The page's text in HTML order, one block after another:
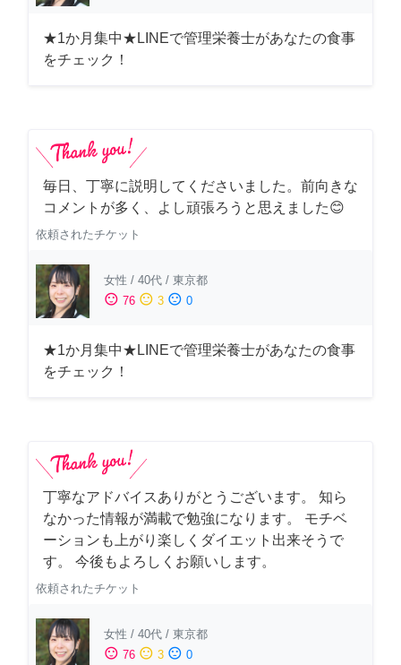
★1か月集中★LINEで管理栄養士があなたの食事
をチェック！
毎日、丁寧に説明してくださいました。前向きな
コメントが多く、よし頑張ろうと思えました😊
依頼されたチケット
女性 / 40代 / 東京都
sentiment_satisfied 76 sentiment_neutral 3 sentiment_dissatisfied 0
★1か月集中★LINEで管理栄養士があなたの食事
をチェック！
丁寧なアドバイスありがとうございます。 知ら
なかった情報が満載で勉強になります。 モチベ
ーションも上がり楽しくダイエット出来そうで
す。 今後もよろしくお願いします。
依頼されたチケット
女性 / 40代 / 東京都
sentiment_satisfied 76 sentiment_neutral 3 sentiment_dissatisfied 0